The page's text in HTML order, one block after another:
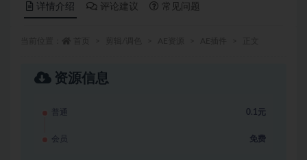
详情介绍 评论建议 常见问题
资源信息
普通 0.1元
会员 免费